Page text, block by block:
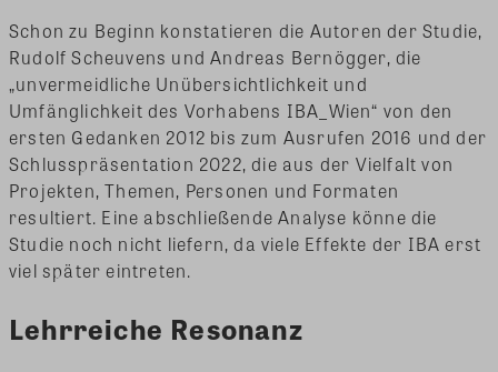
Schon zu Beginn konstatieren die Autoren der Studie,
Rudolf Scheuvens und Andreas Bernögger, die
„unvermeidliche Unübersichtlichkeit und
Umfänglichkeit des Vorhabens IBA_Wien“ von den
ersten Gedanken 2012 bis zum Ausrufen 2016 und der
Schlusspräsentation 2022, die aus der Vielfalt von
Projekten, Themen, Personen und Formaten
resultiert. Eine abschließende Analyse könne die
Studie noch nicht liefern, da viele Effekte der IBA erst
viel später eintreten.
Lehrreiche Resonanz